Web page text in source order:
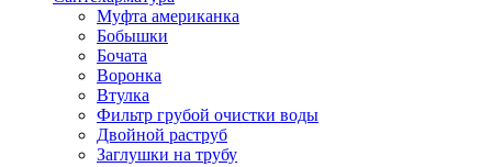
Муфта американка
Бобышки
Бочата
Воронка
Втулка
Фильтр грубой очистки воды
Двойной раструб
Заглушки на трубу